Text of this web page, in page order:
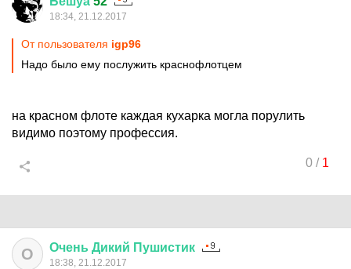
18:34, 21.12.2017
От пользователя igp96
Надо было ему послужить краснофлотцем
на красном флоте каждая кухарка могла порулить
видимо поэтому профессия.
0/ 1
О Очень Дикий Пушистик
18:38, 21.12.2017